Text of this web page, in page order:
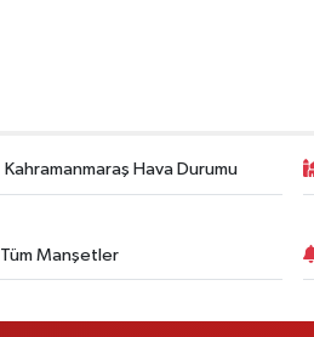
Kahramanmaraş Hava Durumu
Tüm Manşetler